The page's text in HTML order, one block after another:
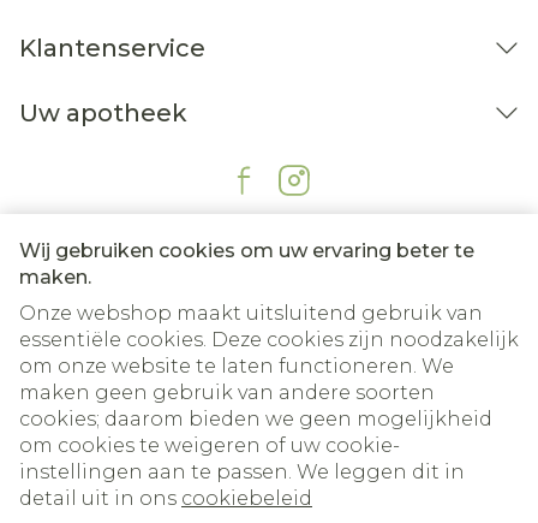
Wij gebruiken cookies om uw ervaring beter te
maken.
Onze webshop maakt uitsluitend gebruik van
essentiële cookies. Deze cookies zijn noodzakelijk
om onze website te laten functioneren. We
maken geen gebruik van andere soorten
cookies; daarom bieden we geen mogelijkheid
om cookies te weigeren of uw cookie-
instellingen aan te passen. We leggen dit in
detail uit in ons cookiebeleid
Klantenservice
Uw apotheek
Juridische links